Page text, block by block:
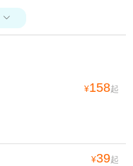

¥158起
¥39起